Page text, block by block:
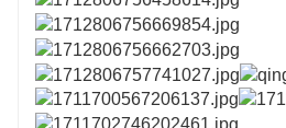
und anderen Produkten von
verwendet und wird auch in
Landwirtschaft wie der
landwirtschaftlichen